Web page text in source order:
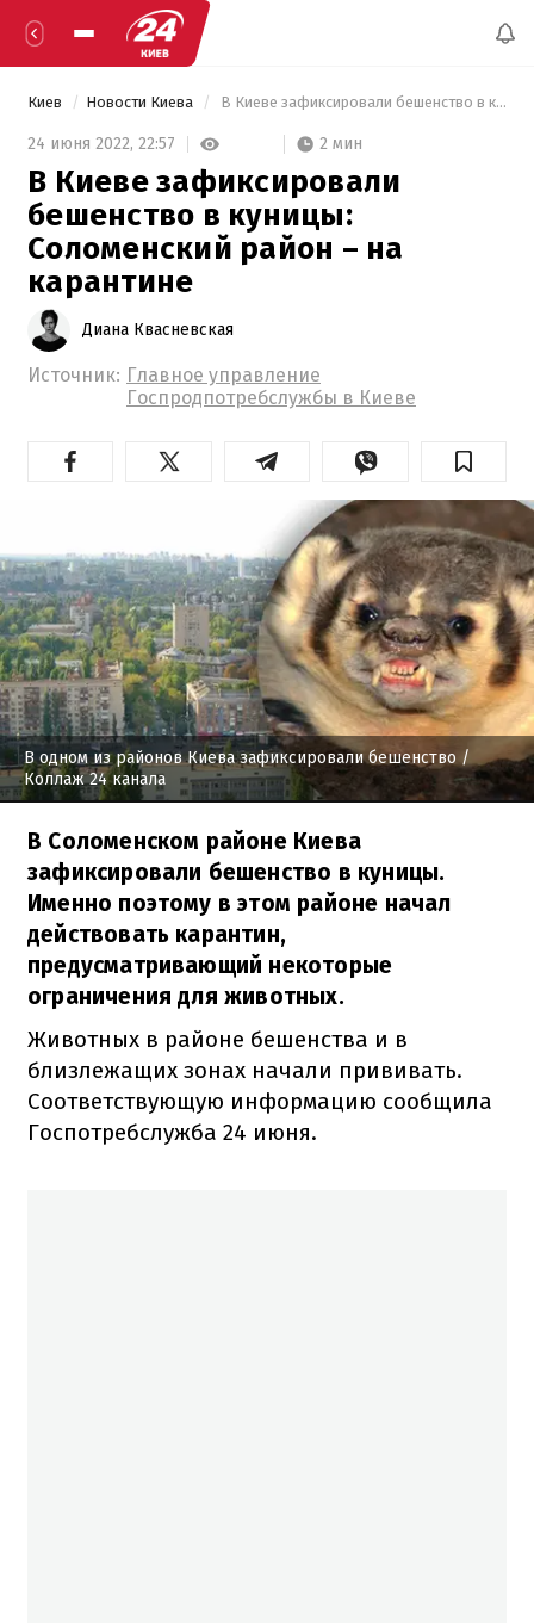
Киев Новости Киева В Киеве зафиксировали бешенство в куницы: Соломенский район – на карантине
24 июня 2022, 22:57 2 мин
В Киеве зафиксировали
бешенство в куницы:
Соломенский район – на
карантине
Диана Квасневская
Источник: Главное управление
Госпродпотребслужбы в Киеве
В одном из районов Киева зафиксировали бешенство /
Коллаж 24 канала
В Соломенском районе Киева
зафиксировали бешенство в куницы.
Именно поэтому в этом районе начал
действовать карантин,
предусматривающий некоторые
ограничения для животных.
Животных в районе бешенства и в
близлежащих зонах начали прививать.
Соответствующую информацию сообщила
Госпотребслужба 24 июня.